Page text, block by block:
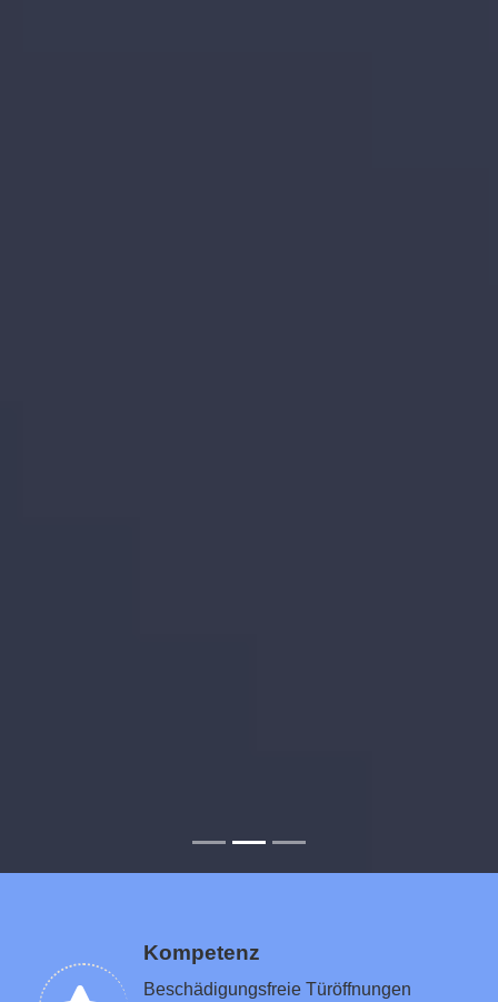
Kompetenz
Beschädigungsfreie Türöffnungen